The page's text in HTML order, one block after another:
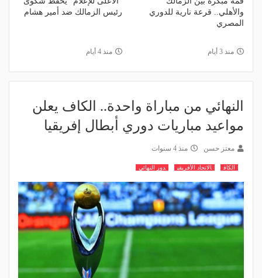
والأهلي.. قرعة نارية للدوري
المصري
منذ 3 أيام
رئيس الزمالك ضد أمير هشام
منذ 4 أيام
النهائي من مباراة واحدة.. الكاف يعلن
مواعيد مباريات دوري أبطال إفريقيا
معتز حسن منذ 4 سنوات
الكاف الاتحاد الأفريقي دور النهائي